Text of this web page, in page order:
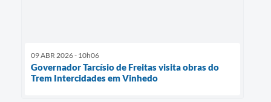
09 ABR 2026 - 10h06
Governador Tarcísio de Freitas visita obras do
Trem Intercidades em Vinhedo